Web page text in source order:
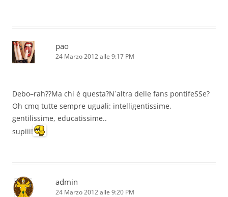
pao
24 Marzo 2012 alle 9:17 PM
Debo–rah??Ma chi é questa?N´altra delle fans pontifeSSe?
Oh cmq tutte sempre uguali: intelligentissime,
gentilissime, educatissime..
supiii!
admin
24 Marzo 2012 alle 9:20 PM